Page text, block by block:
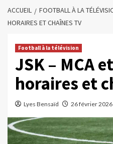
ACCUEIL FOOTBALL À LA
HORAIRES ET CHAÎNES TV
Football à la télévision
JSK – MCA
horaires et
Lyes Bensaïd 26 février 2026